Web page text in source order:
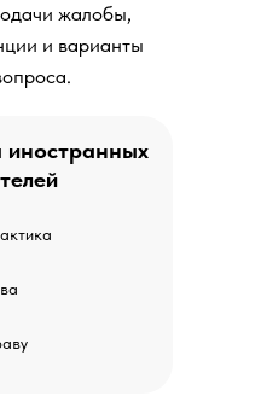
жалобы,
и варианты
иностранных